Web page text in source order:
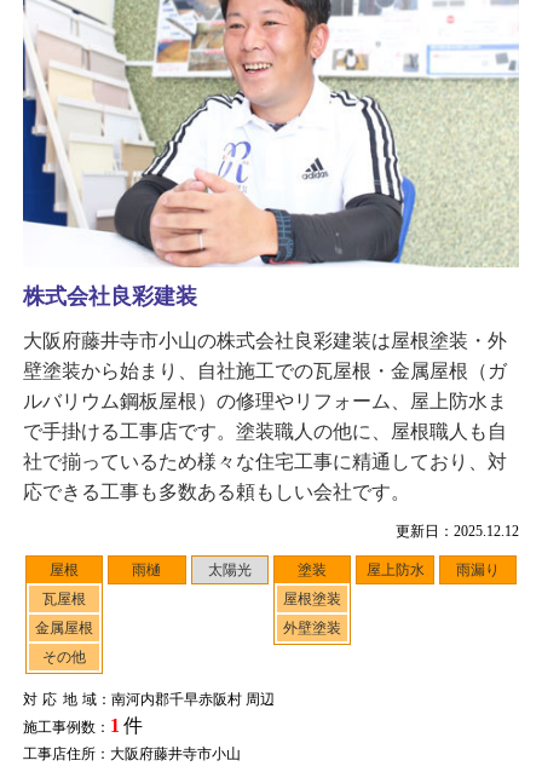
更新日：2025.12.12
屋根
瓦屋根
金属屋根
その他
雨樋 太陽光
塗装
屋根塗装
外壁塗装
屋上防水 雨漏り
対応地域：南河内郡千早赤阪村 周辺
施工事例数： 1 件
工事店住所：大阪府藤井寺市小山
株式会社良彩建装
大阪府藤井寺市小山の株式会社良彩建装は屋根塗装・外
壁塗装から始まり、自社施工での瓦屋根・金属屋根（ガ
ルバリウム鋼板屋根）の修理やリフォーム、屋上防水ま
で手掛ける工事店です。塗装職人の他に、屋根職人も自
社で揃っているため様々な住宅工事に精通しており、対
応できる工事も多数ある頼もしい会社です。